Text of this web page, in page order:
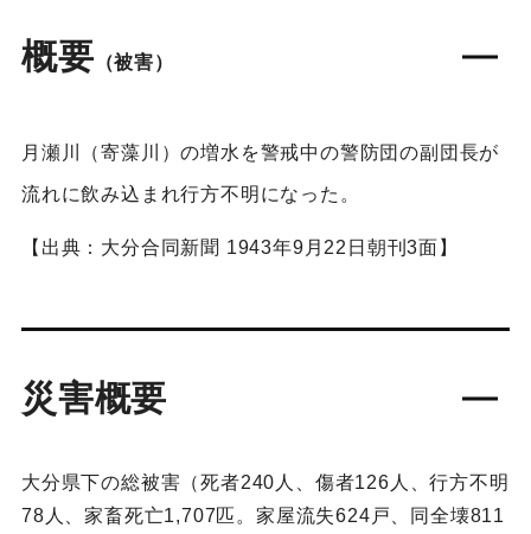
概要 （被害）
月瀬川（寄藻川）の増水を警戒中の警防団の副団長が
流れに飲み込まれ行方不明になった。
【出典：大分合同新聞 1943年9月22日朝刊3面】
災害概要
大分県下の総被害（死者240人、傷者126人、行方不明
78人、家畜死亡1,707匹。家屋流失624戸、同全壊811